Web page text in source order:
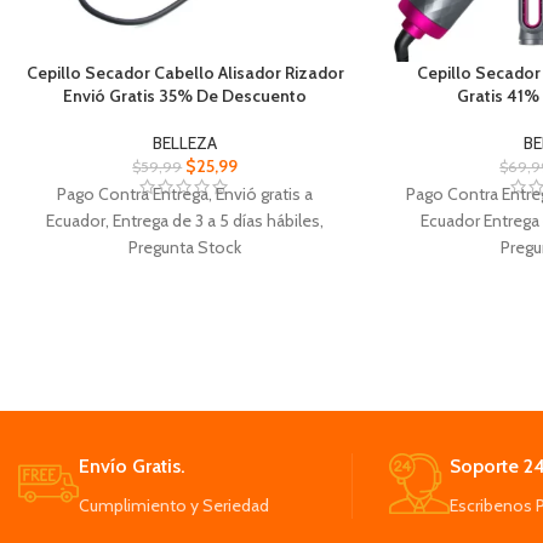
Cepillo Secador Cabello Alisador Rizador
Envió Gratis 35% De Descuento
BELLEZA
$59,99 $25,99
Pago Contra Entrega, Envió gratis a
Ecuador, Entrega de 3 a 5 días hábiles,
Pregunta Stock
1100 vatios de potencia proporciona el
diseño único de cepillo ovalado para alisar
Cepillo Secador
Gratis
$
Pago Contra
Ecuador
Combinando
Tecnología
revestimiento
Envío Gratis.
Cumplimiento y Seriedad
Soporte
Escribenos